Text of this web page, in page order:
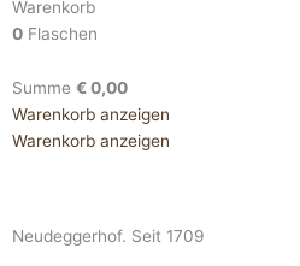
Warenkorb
0 Flaschen
Summe €0,00
Warenkorb anzeigen
Warenkorb anzeigen
Neudeggerhof. Seit 1709